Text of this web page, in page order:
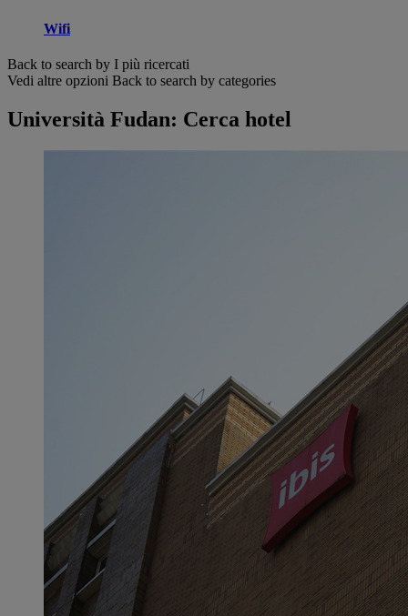
Wifi
Back to search by I più ricercati
Vedi altre opzioni Back to search by categories
Università Fudan: Cerca hotel